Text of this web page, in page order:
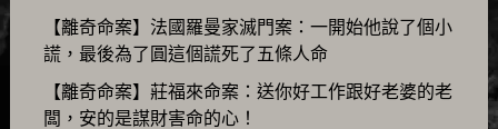
【離奇命案】法國羅曼家滅門案：一開始他說了個小
謊，最後為了圓這個謊死了五條人命
【離奇命案】莊福來命案：送你好工作跟好老婆的老
闆，安的是謀財害命的心！